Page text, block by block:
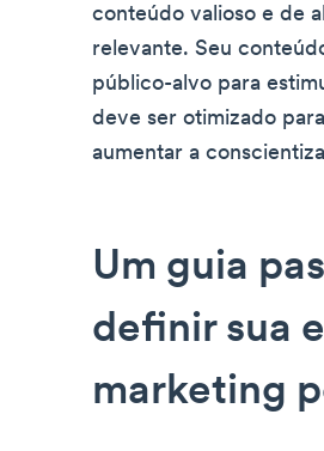
conteúdo valioso e de
relevante. Seu
público-alvo para
deve ser otimizado
aumentar a
Um guia
definir sua
marketing